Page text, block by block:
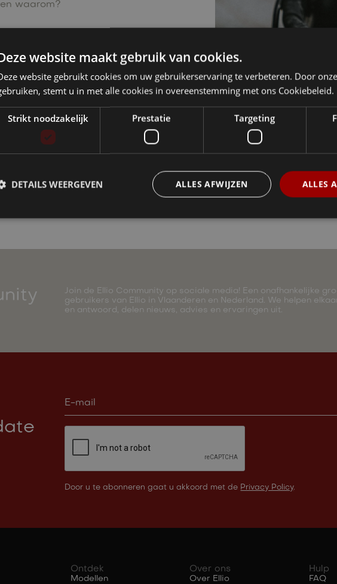
Join de Ellio Community op sociale media! Een onafhankelijke
gebruikers van Ellio in Vlaanderen en Nederland. We helpen
en antwoord, delen nieuws, advies en ervaringen uit.
Door u te abonneren gaat u akkoord met de Privacy Policy.
Ontdek
Modellen
Over ons
Over Ellio
Hulp
FAQ
website maakt gebruik van cookies.
website gebruikt cookies om uw gebruikerservaring te verbeteren. Door
stemt u in met alle cookies in overeenstemming met ons Cookiebeleid.
Strikt noodzakelijk Prestatie Targeting
ALLES
ALLES AFWIJZEN
DETAILS WEERGEVEN